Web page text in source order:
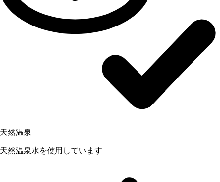
天然温泉
天然温泉水を使用しています